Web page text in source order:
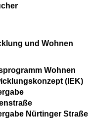
und Wohnen
Wohnen
(IEK)
Nürtinger Straße